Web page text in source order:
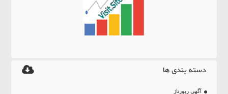
دسته بندی ها
آگهی رپورتاژ